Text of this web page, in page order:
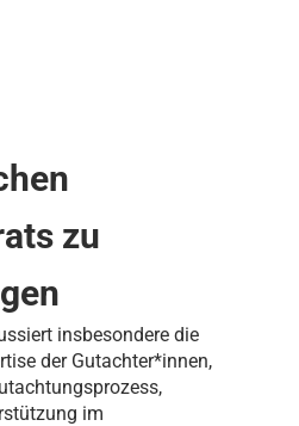
zu
insbesondere die
der Gutachter*innen,
im